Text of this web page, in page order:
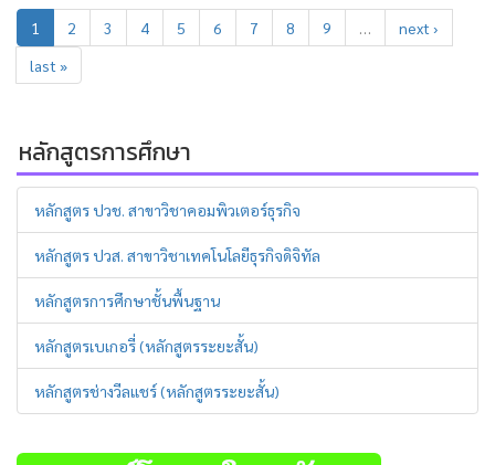
1 2 3 4 5 6 7 8 9 …
next ›
last »
หลักสูตรการศึกษา
หลักสูตร ปวช. สาขาวิชาคอมพิวเตอร์ธุรกิจ
หลักสูตร ปวส. สาขาวิชาเทคโนโลยีธุรกิจดิจิทัล
หลักสูตรการศึกษาชั้นพื้นฐาน
หลักสูตรเบเกอรี่ (หลักสูตรระยะสั้น)
หลักสูตรช่างวีลแชร์ (หลักสูตรระยะสั้น)